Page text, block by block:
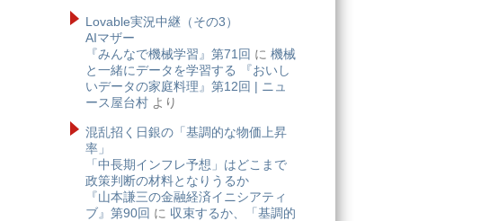
Lovable実況中継（その3）
AIマザー
『みんなで機械学習』第71回 に 機械
と一緒にデータを学習する 『おいし
いデータの家庭料理』第12回 | ニュ
ース屋台村 より
混乱招く日銀の「基調的な物価上昇
率」
「中長期インフレ予想」はどこまで
政策判断の材料となりうるか
『山本謙三の金融経済イニシアティ
ブ』第90回 に 収束するか、「基調的